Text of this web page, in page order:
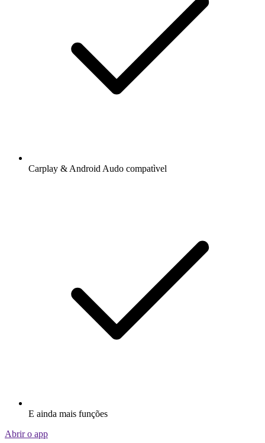
Carplay & Android Audo compatìvel
E ainda mais funções
Abrir o app